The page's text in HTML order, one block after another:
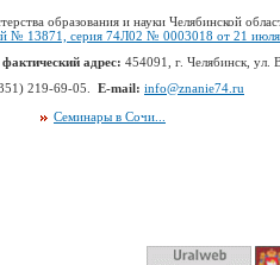
образования и науки Челябинской
№ 13871, серия 74Л02 № 0003018 от 21
адрес: 454091, г. Челябинск, ул.
219-69-05. E-mail: info@znanie74.ru
Семинары в Сочи...